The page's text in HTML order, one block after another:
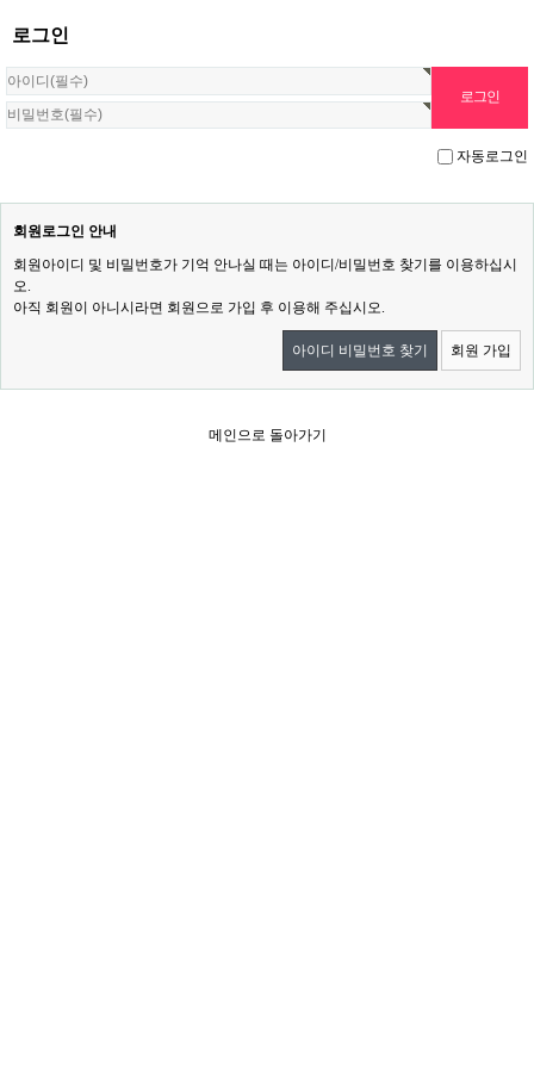
로그인
자동로그인
회원로그인 안내
회원아이디 및 비밀번호가 기억 안나실 때는 아이디/비밀번호 찾기를 이용하십시
오.
아직 회원이 아니시라면 회원으로 가입 후 이용해 주십시오.
아이디 비밀번호 찾기 회원 가입
메인으로 돌아가기